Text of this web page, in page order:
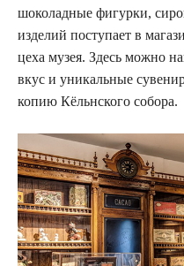
шоколадные фигурки,
изделий поступает в
цеха музея. Здесь можно
вкус и уникальные
копию Кёльнского собора.